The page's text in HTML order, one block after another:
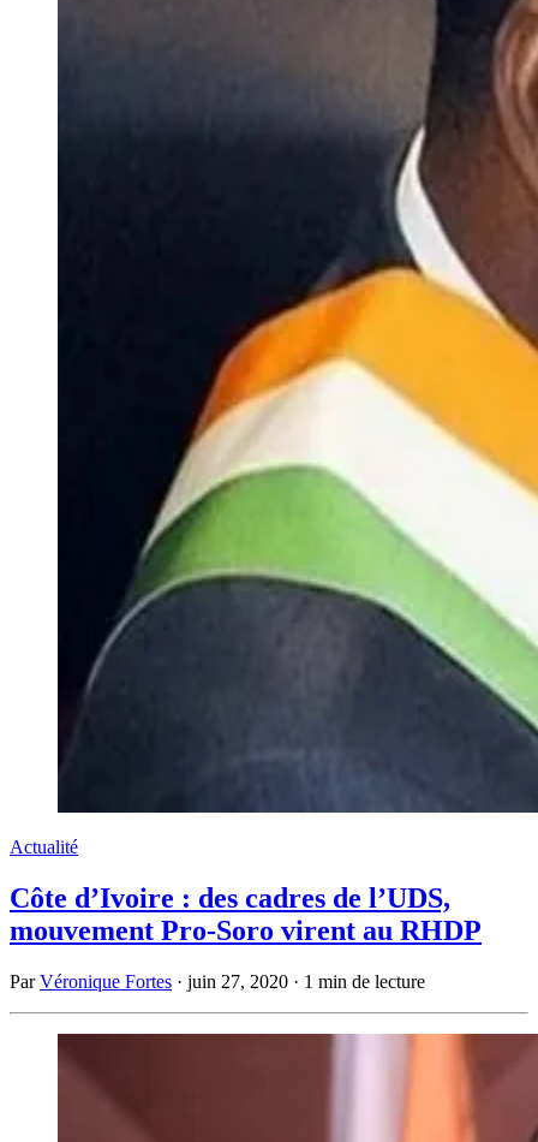
Actualité
Côte d’Ivoire : des cadres de l’UDS,
mouvement Pro-Soro virent au RHDP
ParVéronique Fortes · juin 27, 2020 · 1 min de lecture